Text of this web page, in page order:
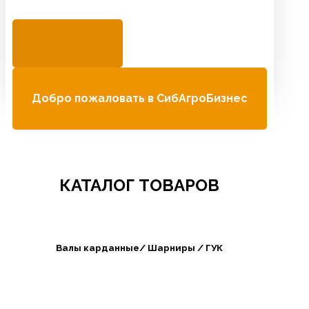
Добро пожаловать в СибАгроБизнес
КАТАЛОГ ТОВАРОВ
Валы карданные/ Шарниры / ГУК